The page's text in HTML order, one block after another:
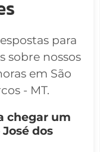
para
sobre nossos
em São
- MT.
chegar um
dos